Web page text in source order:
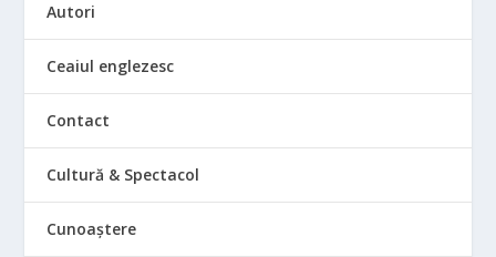
Autori
Ceaiul englezesc
Contact
Cultură & Spectacol
Cunoaștere